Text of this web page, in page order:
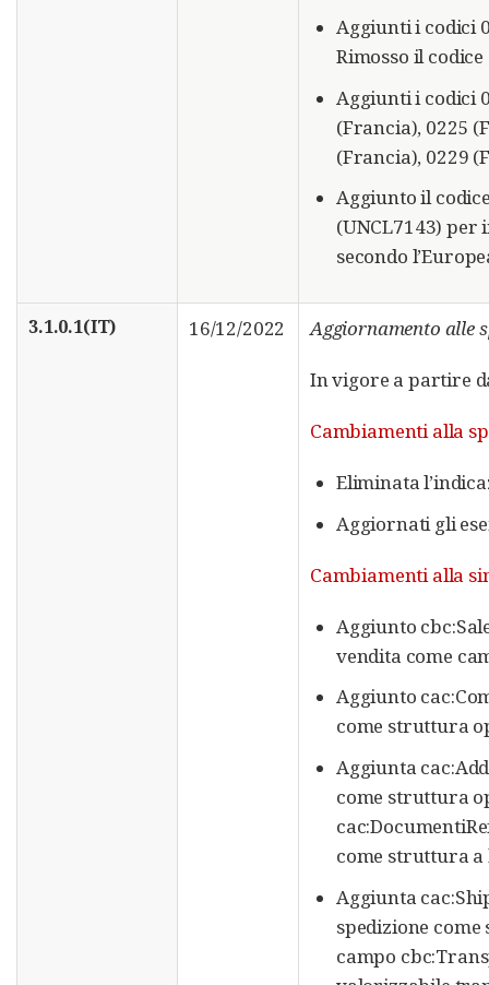
Aggiunti i codici
Rimosso il
Aggiunti i codici
(Francia), 0225
(Francia), 0229
Aggiunto il
(UNCL7143) per
secondo
3.1.0.1(IT) 16/12/2022 Aggiornamento alle
In vigore a partire
Cambiamenti alla
Eliminata
Aggiornati gli
Cambiamenti alla
Aggiunto
vendita come
Aggiunto
come struttura
Aggiunta
come struttura
come struttura
Aggiunta
spedizione
campo